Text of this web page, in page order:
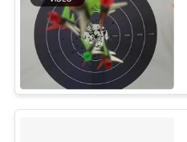
CONTATTICI
RICHIEDA
UNA